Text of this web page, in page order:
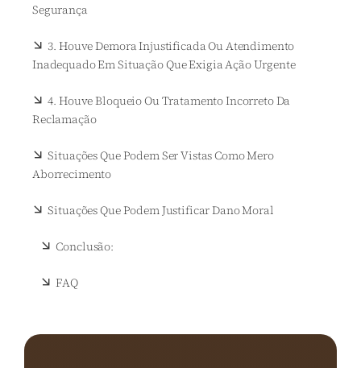
Segurança
3. Houve Demora Injustificada Ou Atendimento
Inadequado Em Situação Que Exigia Ação Urgente
4. Houve Bloqueio Ou Tratamento Incorreto Da
Reclamação
Situações Que Podem Ser Vistas Como Mero
Aborrecimento
Situações Que Podem Justificar Dano Moral
Conclusão:
FAQ